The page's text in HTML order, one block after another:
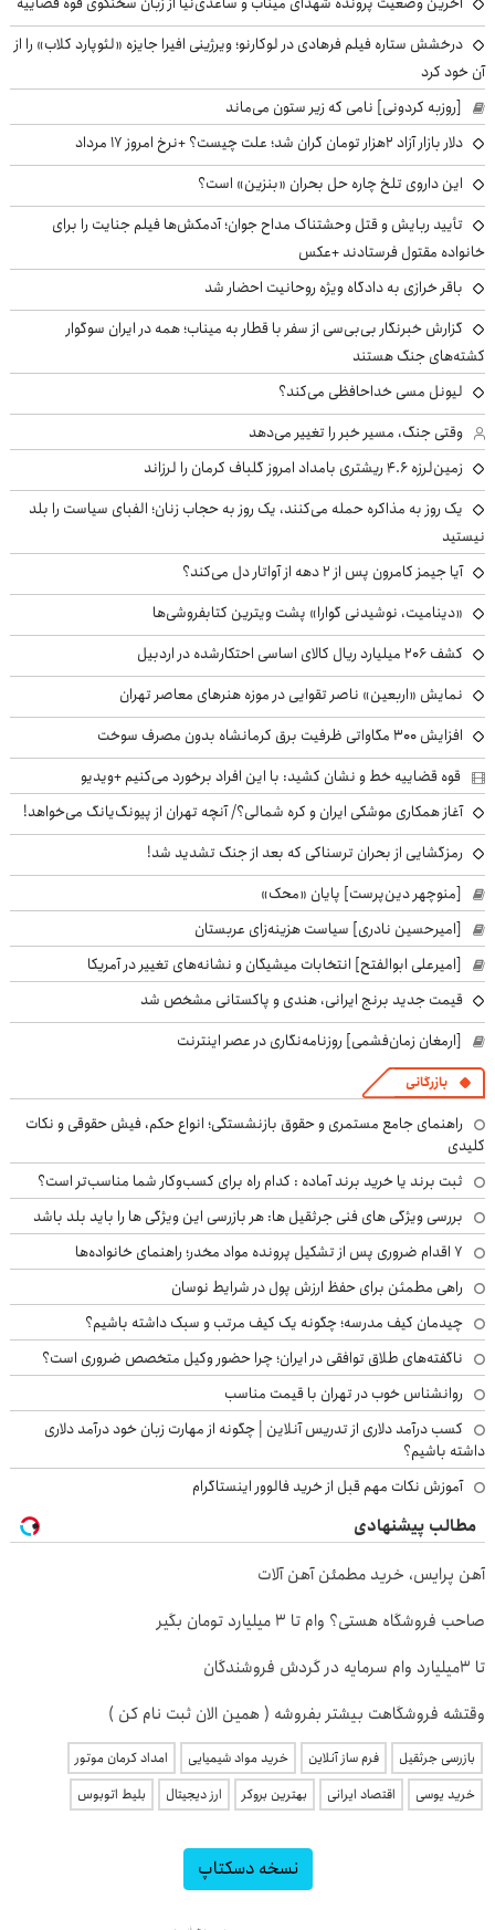
درخشش ستاره فیلم فرهادی در لوکارنو؛ ویرژینی افیرا جایزه «لئوپارد کلاب» را از
آن خود کرد
[روزبه کردونی] نامی که زیر ستون می‌ماند
دلار بازار آزاد ۲هزار تومان گران شد؛ علت چیست؟ +نرخ امروز ۱۷ مرداد
این داروی تلخ چاره حل بحران «بنزین» است؟
تأیید ربایش و قتل وحشتناک مداح جوان؛ آدمکش‌ها فیلم جنایت را برای
خانواده مقتول فرستادند +عکس
باقر خرازی به دادگاه ویژه روحانیت احضار شد
گزارش خبرنگار بی‌بی‌سی از سفر با قطار به میناب؛ همه در ایران سوگوار
کشته‌های جنگ هستند
لیونل مسی خداحافظی می‌کند؟
وقتی جنگ، مسیر خبر را تغییر می‌دهد
زمین‌لرزه ۴.۶ ریشتری بامداد امروز گلباف کرمان را لرزاند
یک روز به مذاکره حمله می‌کنند، یک روز به حجاب زنان؛ الفبای سیاست را بلد
نیستید
آیا جیمز کامرون پس از ۲ دهه از آواتار دل می‌کند؟
«دینامیت، نوشیدنی گوارا» پشت ویترین کتابفروشی‌ها
کشف ۲۰۶ میلیارد ریال کالای اساسی احتکارشده در اردبیل
نمایش «اربعین» ناصر تقوایی در موزه هنرهای معاصر تهران
افزایش ۳۰۰ مگاواتی ظرفیت برق کرمانشاه بدون مصرف سوخت
قوه قضاییه خط و نشان کشید: با این افراد برخورد می‌کنیم +ویدیو
آغاز همکاری موشکی ایران و کره شمالی؟/ آنچه تهران از پیونگ‌یانگ می‌خواهد!
رمزگشایی از بحران ترسناکی که بعد از جنگ تشدید شد!
[منوچهر دین‌پرست] پایان «محک»
[امیرحسین نادری] سیاست هزینه‌زای عربستان
[امیرعلی ابوالفتح] انتخابات میشیگان و نشانه‌های تغییر در آمریکا
قیمت جدید برنج ایرانی، هندی و پاکستانی مشخص شد
[ارمغان زمان‌فشمی] روزنامه‌نگاری در عصر اینترنت
بازرگانی
راهنمای جامع مستمری و حقوق بازنشستگی؛ انواع حکم، فیش حقوقی و نکات
کلیدی
ثبت برند یا خرید برند آماده : کدام راه برای کسب‌وکار شما مناسب‌تر است؟
بررسی ویژگی های فنی جرثقیل ها: هر بازرسی این ویژگی ها را باید بلد باشد
۷ اقدام ضروری پس از تشکیل پرونده مواد مخدر؛ راهنمای خانواده‌ها
راهی مطمئن برای حفظ ارزش پول در شرایط نوسان
چیدمان کیف مدرسه؛ چگونه یک کیف مرتب و سبک داشته باشیم؟
ناگفته‌های طلاق توافقی در ایران؛ چرا حضور وکیل متخصص ضروری است؟
روانشناس خوب در تهران با قیمت مناسب
کسب درآمد دلاری از تدریس آنلاین | چگونه از مهارت زبان خود درآمد دلاری
داشته باشیم؟
آموزش نکات مهم قبل از خرید فالوور اینستاگرام
مطالب پیشنهادی
آهن پرایس، خرید مطمئن آهن آلات
صاحب فروشگاه هستی؟ وام تا ۳ میلیارد تومان بگیر
تا 3میلیارد وام سرمایه در گردش فروشندگان
وقتشه فروشگاهت بیشتر بفروشه ( همین الان ثبت نام کن )
بازرسی جرثقیل فرم ساز آنلاین خرید مواد شیمیایی
امداد کرمان موتور
خرید یوسی
اقتصاد ایرانی بهترین بروکر ارز دیجیتال بلیط اتوبوس
نسخه دسکتاپ